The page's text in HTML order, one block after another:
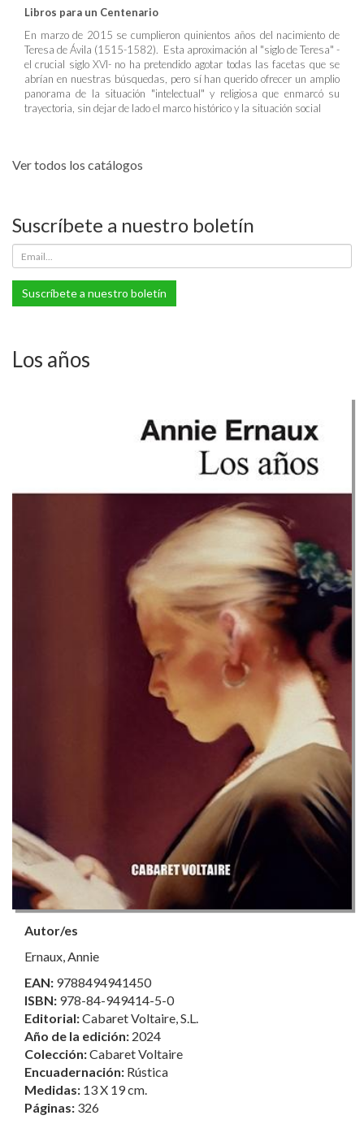
Libros para un Centenario
En marzo de 2015 se cumplieron quinientos años del nacimiento de
Teresa de Ávila (1515-1582). Esta aproximación al "siglo de Teresa" -
el crucial siglo XVI- no ha pretendido agotar todas las facetas que se
abrían en nuestras búsquedas, pero sí han querido ofrecer un amplio
panorama de la situación "intelectual" y religiosa que enmarcó su
trayectoria, sin dejar de lado el marco histórico y la situación social
Ver todos los catálogos
Suscríbete a nuestro boletín
Suscríbete a nuestro boletín
Los años
Autor/es
Ernaux, Annie
EAN: 9788494941450
ISBN: 978-84-949414-5-0
Editorial:Cabaret Voltaire, S.L.
Año de la edición: 2024
Colección:Cabaret Voltaire
Encuadernación: Rústica
Medidas: 13 X 19 cm.
Páginas: 326